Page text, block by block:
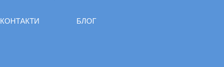
КОНТАКТИ БЛОГ